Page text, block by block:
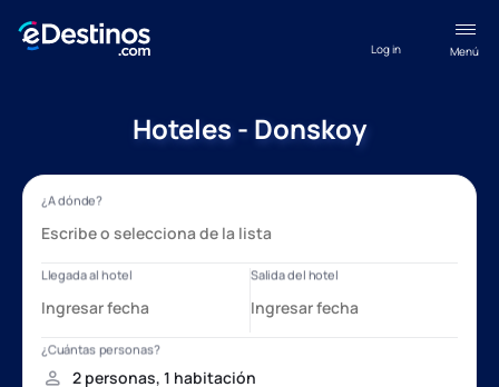
Menú
Log in
Hoteles - Donskoy